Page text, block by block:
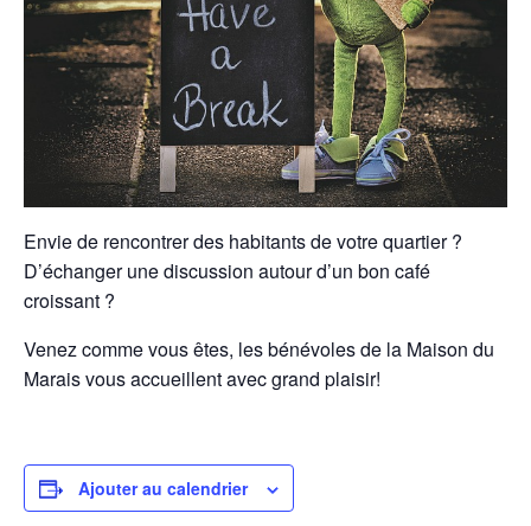
Envie de rencontrer des habitants de votre quartier ?
D’échanger une discussion autour d’un bon café
croissant ?
Venez comme vous êtes, les bénévoles de la Maison du
Marais vous accueillent avec grand plaisir!
Ajouter au calendrier